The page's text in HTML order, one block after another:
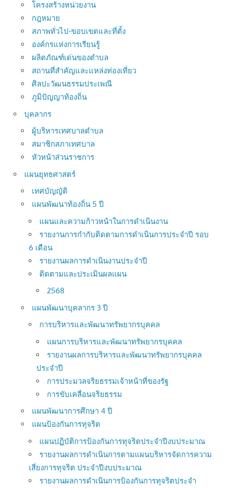
โครงสร้างหน่วยงาน
กฎหมาย
สภาพทั่วไป-ขอบเขตและที่ตั้ง
องค์กรแห่งการเรียนรู้
ผลิตภัณฑ์เด่นของตำบล
สถานที่สำคัญและแหล่งท่องเที่ยว
ศิลปะวัฒนธรรมประเพณี
ภูมิปัญญาท้องถิ่น
บุคลากร
ผู้บริหารเทศบาลตำบล
สมาชิกสภาเทศบาล
หัวหน้าส่วนราชการ
แผนยุทธศาสตร์
เทศบัญญัติ
แผนพัฒนาท้องถิ่น 5 ปี
แผนและความก้าวหน้าในการดำเนินงาน
รายงานการกำกับติดตามการดำเนินการประจำปี รอบ
6 เดือน
รายงานผลการดำเนินงานประจำปี
ติดตามและประเมินผลแผน
2568
แผนพัฒนาบุคลากร 3 ปี
การบริหารและพัฒนาทรัพยากรบุคคล
แผนการบริหารและพัฒนาทรัพยากรบุคคล
รายงานผลการบริหารและพัฒนาทรัพยากรบุคคล
ประจำปี
การประมวลจริยธรรมเจ้าหน้าที่ของรัฐ
การขับเคลื่อนจริยธรรม
แผนพัฒนาการศึกษา 4 ปี
แผนป้องกันการทุจริต
แผนปฏิบัติการป้องกันการทุจริตประจำปีงบประมาณ
รายงานผลการดำเนินการตามแผนบริหารจัดการความ
เสี่ยงการทุจริต ประจำปีงบประมาณ
รายงานผลการดำเนินการป้องกันการทุจริตประจำ